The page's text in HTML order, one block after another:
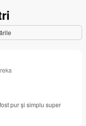
pur și simplu super